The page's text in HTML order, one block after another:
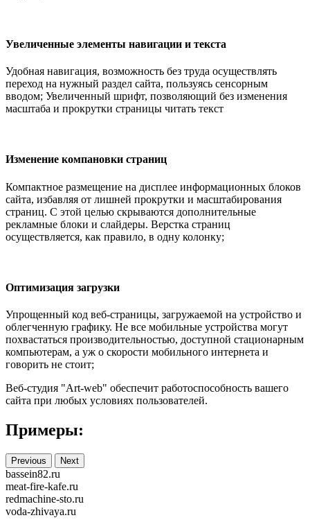
Увеличенные элементы навигации и текста
Удобная навигация, возможность без труда осуществлять
переход на нужный раздел сайта, пользуясь сенсорным
вводом; Увеличенный шрифт, позволяющий без изменения
масштаба и прокрутки страницы читать текст
Изменение компановки страниц
Компактное размещение на дисплее информационных блоков
сайта, избавляя от лишней прокрутки и масштабирования
страниц. С этой целью скрываются дополнительные
рекламные блоки и слайдеры. Верстка страниц
осуществляется, как правило, в одну колонку;
Оптимизация загрузки
Упрощенный код веб-страницы, загружаемой на устройство и
облегченную графику. Не все мобильные устройства могут
похвастаться производительностью, доступной стационарным
компьютерам, а уж о скорости мобильного интернета и
говорить не стоит;
Веб-студия "Art-web" обеспечит работоспособность вашего
сайта при любых условиях пользователей.
Примеры:
Previous Next
bassein82.ru
meat-fire-kafe.ru
redmachine-sto.ru
voda-zhivaya.ru